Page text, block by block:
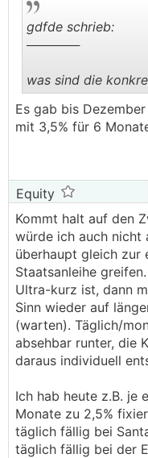
gdfde schrieb:
──────
was sind die
Es gab bis
mit 3,5% für 6
Equity
Kommt halt auf den
würde ich auch nicht
überhaupt gleich zur
Staatsanleihe
Ultra-kurz ist, dann
Sinn wieder auf
(warten). Täglich/
absehbar runter, die
daraus individuell
Ich hab heute z.B. je
Monate zu 2,5%
täglich fällig bei
täglich fällig bei der